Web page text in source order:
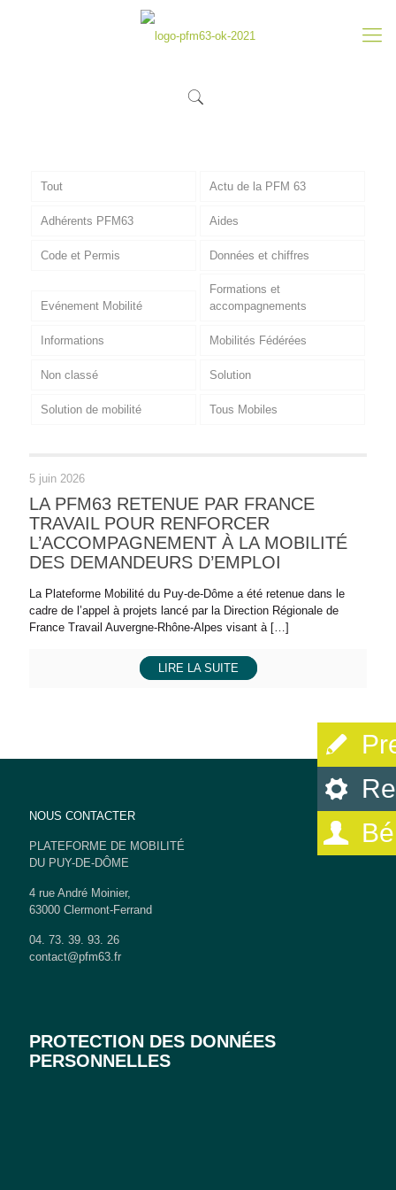
Tout Actu de la PFM 63
Adhérents PFM63 Aides
Code et Permis Données et chiffres
Evénement Mobilité
Formations et
accompagnements
Informations Mobilités Fédérées
Non classé Solution
Solution de mobilité Tous Mobiles
5 juin 2026
LA PFM63 RETENUE PAR FRANCE
TRAVAIL POUR RENFORCER
L’ACCOMPAGNEMENT À LA MOBILITÉ
DES DEMANDEURS D’EMPLOI
La Plateforme Mobilité du Puy-de-Dôme a été retenue dans le
cadre de l’appel à projets lancé par la Direction Régionale de
France Travail Auvergne-Rhône-Alpes visant à […]
LIRE LA SUITE
NOUS CONTACTER
PLATEFORME DE MOBILITÉ
DU PUY-DE-DÔME
4 rue André Moinier,
63000 Clermont-Ferrand
04. 73. 39. 93. 26
contact@pfm63.fr
PROTECTION DES DONNÉES
PERSONNELLES